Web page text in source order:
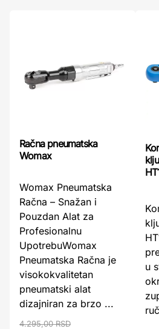
Račna pneumatska
Womax
Womax Pneumatska
Račna – Snažan i
Pouzdan Alat za
Profesionalnu
UpotrebuWomax
Pneumatska Račna je
visokokvalitetan
pneumatski alat
dizajniran za brzo ...
4.295,00 RSD
u